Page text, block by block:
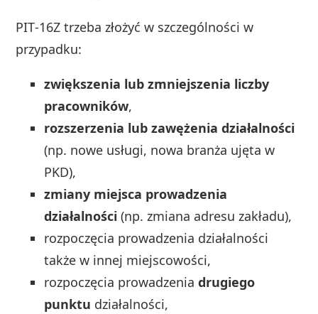
PIT‑16Z trzeba złożyć w szczególności w
przypadku:
zwiększenia lub zmniejszenia liczby
pracowników,
rozszerzenia lub zawężenia działalności
(np. nowe usługi, nowa branża ujęta w
PKD),
zmiany miejsca prowadzenia
działalności (np. zmiana adresu zakładu),
rozpoczęcia prowadzenia działalności
także w innej miejscowości,
rozpoczęcia prowadzeniadrugiego
punktu działalności,